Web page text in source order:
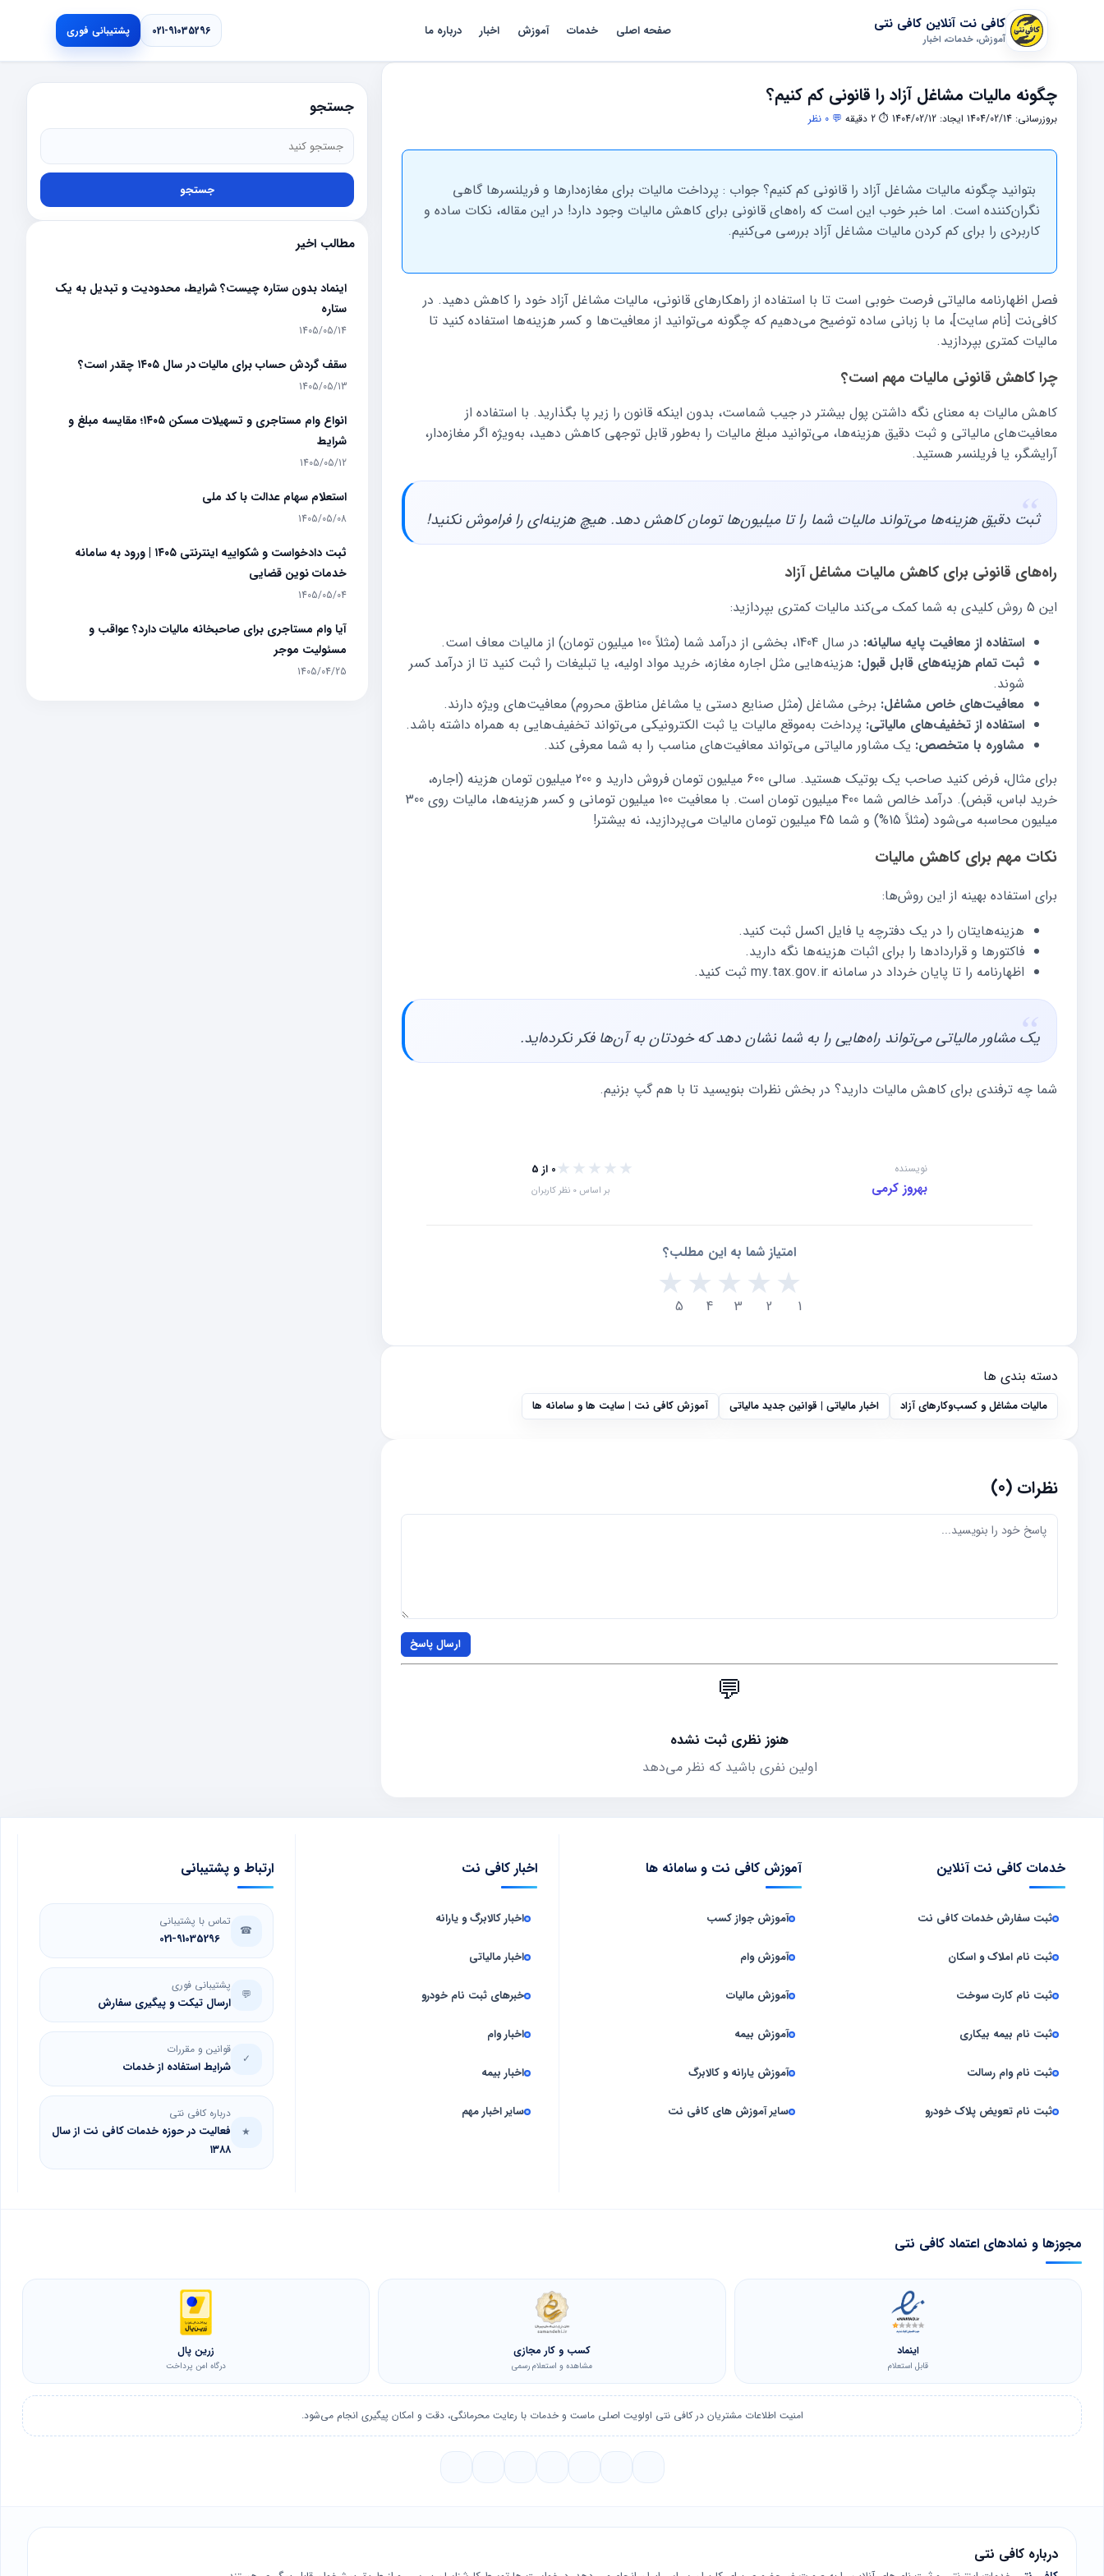
کافی نت آنلاین کافی نتی
آموزش، خدمات، اخبار
صفحه اصلی خدمات آموزش اخبار درباره ما 021-91035296 پشتیبانی فوری
چگونه مالیات مشاغل آزاد را قانونی کم کنیم؟
بروزرسانی: 1404/02/14 ایجاد: 1404/02/12 ⏱ 2 دقیقه 💬 0 نظر
بتوانید چگونه مالیات مشاغل آزاد را قانونی کم کنیم؟ جواب : پرداخت مالیات برای مغازه‌دارها و فریلنسرها گاهی
نگران‌کننده است. اما خبر خوب این است که راه‌های قانونی برای کاهش مالیات وجود دارد! در این مقاله، نکات ساده و
کاربردی را برای کم کردن مالیات مشاغل آزاد بررسی می‌کنیم.
فصل اظهارنامه مالیاتی فرصت خوبی است تا با استفاده از راهکارهای قانونی، مالیات مشاغل آزاد خود را کاهش دهید. در
کافی‌نت [نام سایت]، ما با زبانی ساده توضیح می‌دهیم که چگونه می‌توانید از معافیت‌ها و کسر هزینه‌ها استفاده کنید تا
مالیات کمتری بپردازید.
چرا کاهش قانونی مالیات مهم است؟
کاهش مالیات به معنای نگه داشتن پول بیشتر در جیب شماست، بدون اینکه قانون را زیر پا بگذارید. با استفاده از
معافیت‌های مالیاتی و ثبت دقیق هزینه‌ها، می‌توانید مبلغ مالیات را به‌طور قابل توجهی کاهش دهید، به‌ویژه اگر مغازه‌دار،
آرایشگر، یا فریلنسر هستید.
ثبت دقیق هزینه‌ها می‌تواند مالیات شما را تا میلیون‌ها تومان کاهش دهد. هیچ هزینه‌ای را فراموش نکنید!
راه‌های قانونی برای کاهش مالیات مشاغل آزاد
این 5 روش کلیدی به شما کمک می‌کند مالیات کمتری بپردازید:
استفاده از معافیت پایه سالیانه: در سال 1404، بخشی از درآمد شما (مثلاً 100 میلیون تومان) از مالیات معاف است.
ثبت تمام هزینه‌های قابل قبول: هزینه‌هایی مثل اجاره مغازه، خرید مواد اولیه، یا تبلیغات را ثبت کنید تا از درآمد کسر
شوند.
معافیت‌های خاص مشاغل: برخی مشاغل (مثل صنایع دستی یا مشاغل مناطق محروم) معافیت‌های ویژه دارند.
استفاده از تخفیف‌های مالیاتی: پرداخت به‌موقع مالیات یا ثبت الکترونیکی می‌تواند تخفیف‌هایی به همراه داشته باشد.
مشاوره با متخصص: یک مشاور مالیاتی می‌تواند معافیت‌های مناسب را به شما معرفی کند.
برای مثال، فرض کنید صاحب یک بوتیک هستید. سالی 600 میلیون تومان فروش دارید و 200 میلیون تومان هزینه (اجاره،
خرید لباس، قبض). درآمد خالص شما 400 میلیون تومان است. با معافیت 100 میلیون تومانی و کسر هزینه‌ها، مالیات روی 300
میلیون محاسبه می‌شود (مثلاً 15%) و شما 45 میلیون تومان مالیات می‌پردازید، نه بیشتر!
نکات مهم برای کاهش مالیات
برای استفاده بهینه از این روش‌ها:
هزینه‌هایتان را در یک دفترچه یا فایل اکسل ثبت کنید.
فاکتورها و قراردادها را برای اثبات هزینه‌ها نگه دارید.
اظهارنامه را تا پایان خرداد در سامانه my.tax.gov.ir ثبت کنید.
یک مشاور مالیاتی می‌تواند راه‌هایی را به شما نشان دهد که خودتان به آن‌ها فکر نکرده‌اید.
شما چه ترفندی برای کاهش مالیات دارید؟ در بخش نظرات بنویسید تا با هم گپ بزنیم.
نویسنده
بهروز کرمی
★★★★★0 از 5
بر اساس 0 نظر کاربران
امتیاز شما به این مطلب؟
★1
★2
★
3
★4
★
5
دسته بندی ها
مالیات مشاغل و کسب‌وکارهای آزاد اخبار مالیاتی | قوانین جدید مالیاتی آموزش کافی نت | سایت ها و سامانه ها
نظرات (0)
ارسال پاسخ
💬
هنوز نظری ثبت نشده
اولین نفری باشید که نظر می‌دهد
جستجو
جستجو
مطالب اخیر
اینماد بدون ستاره چیست؟ شرایط، محدودیت و تبدیل به یک
ستاره
1405/05/14
سقف گردش حساب برای مالیات در سال ۱۴۰۵ چقدر است؟
1405/05/13
انواع وام مستاجری و تسهیلات مسکن ۱۴۰۵؛ مقایسه مبلغ و
شرایط
1405/05/12
استعلام سهام عدالت با کد ملی
1405/05/08
ثبت دادخواست و شکواییه اینترنتی ۱۴۰۵ | ورود به سامانه
خدمات نوین قضایی
1405/05/04
آیا وام مستاجری برای صاحبخانه مالیات دارد؟ عواقب و
مسئولیت موجر
1405/04/25
خدمات کافی نت آنلاین
ثبت سفارش خدمات کافی‌ نت
ثبت نام املاک و اسکان
ثبت نام کارت سوخت
ثبت نام بیمه بیکاری
ثبت نام وام رسالت
ثبت نام تعویض پلاک خودرو
آموزش کافی نت و سامانه‌ ها
آموزش جواز کسب
آموزش وام
آموزش مالیات
آموزش بیمه
آموزش یارانه و کالابرگ
سایر آموزش های کافی نت
اخبار کافی نت
اخبار کالابرگ و یارانه
اخبار مالیاتی
خبرهای ثبت نام خودرو
اخبار وام
اخبار بیمه
سایر اخبار مهم
ارتباط و پشتیبانی
☎
تماس با پشتیبانی
021-91035296
💬
پشتیبانی فوری
ارسال تیکت و پیگیری سفارش
✓
قوانین و مقررات
شرایط استفاده از خدمات
★
درباره کافی نتی
فعالیت در حوزه خدمات کافی نت از سال
۱۳۸۸
مجوزها و نمادهای اعتماد کافی نتی
اینماد
قابل استعلام
کسب و کار مجازی
مشاهده و استعلام رسمی
زرین پال
درگاه امن پرداخت
امنیت اطلاعات مشتریان در کافی نتی اولویت اصلی ماست و خدمات با رعایت محرمانگی، دقت و امکان پیگیری انجام می‌شود.
درباره کافی نتی